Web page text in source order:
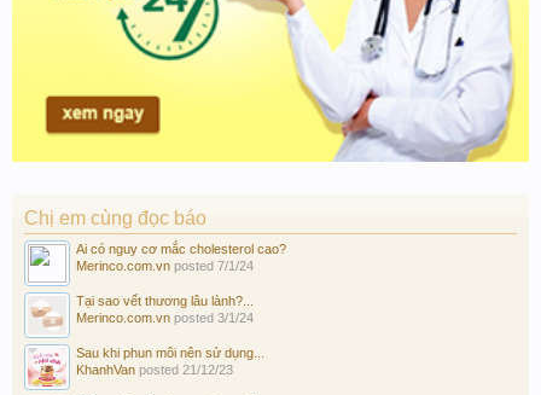
Chị em cùng đọc báo
Ai có nguy cơ mắc cholesterol cao?
Merinco.com.vn posted 7/1/24
Tại sao vết thương lâu lành?...
Merinco.com.vn posted 3/1/24
Sau khi phun môi nên sử dụng...
KhanhVan posted 21/12/23